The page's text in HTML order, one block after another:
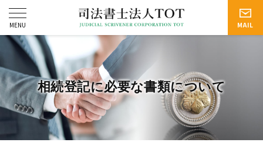
相続登記に必要な書類について